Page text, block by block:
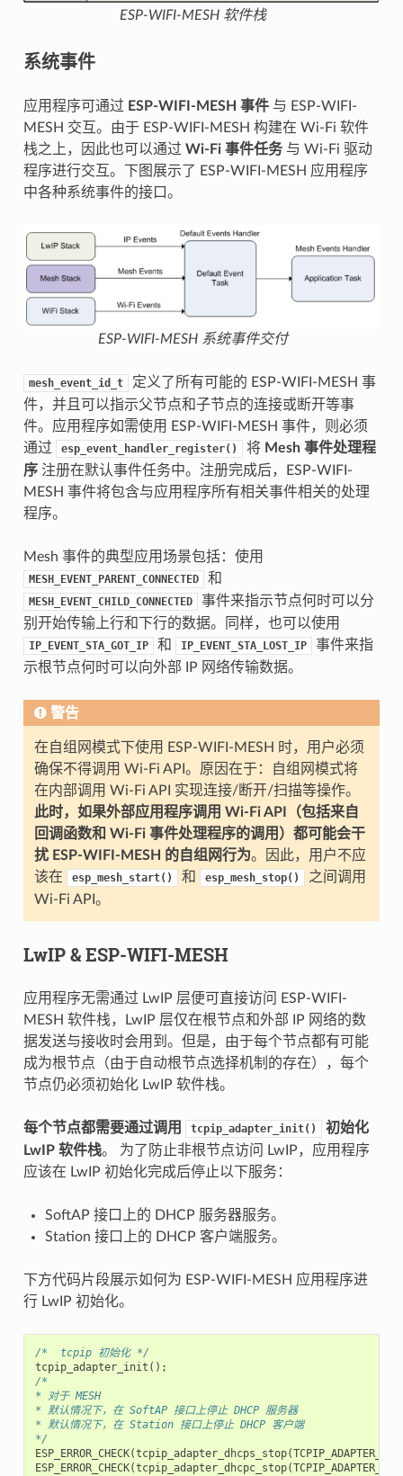
ESP-WIFI-MESH 软件栈
系统事件
应用程序可通过 ESP-WIFI-MESH 事件与 ESP-WIFI-
MESH 交互。由于 ESP-WIFI-MESH 构建在 Wi-Fi 软件
栈之上，因此也可以通过 Wi-Fi 事件任务与 Wi-Fi 驱动
程序进行交互。下图展示了 ESP-WIFI-MESH 应用程序
中各种系统事件的接口。
ESP-WIFI-MESH 系统事件交付
mesh_event_id_t
定义了所有可能的 ESP-WIFI-MESH 事
件，并且可以指示父节点和子节点的连接或断开等事
件。应用程序如需使用 ESP-WIFI-MESH 事件，则必须
通过
esp_event_handler_register() 将 Mesh 事件处理程
序注册在默认事件任务中。注册完成后，ESP-WIFI-
MESH 事件将包含与应用程序所有相关事件相关的处理
程序。
Mesh 事件的典型应用场景包括：使用
MESH_EVENT_PARENT_CONNECTED 和
MESH_EVENT_CHILD_CONNECTED
事件来指示节点何时可以分
别开始传输上行和下行的数据。同样，也可以使用
IP_EVENT_STA_GOT_IP 和 IP_EVENT_STA_LOST_IP
事件来指
示根节点何时可以向外部 IP 网络传输数据。
警告
在自组网模式下使用 ESP-WIFI-MESH 时，用户必须
确保不得调用 Wi-Fi API。原因在于：自组网模式将
在内部调用 Wi-Fi API 实现连接/断开/扫描等操作。
此时，如果外部应用程序调用 Wi-Fi API（包括来自
回调函数和 Wi-Fi 事件处理程序的调用）都可能会干
扰 ESP-WIFI-MESH 的自组网行为。因此，用户不应
该在
esp_mesh_start() 和 esp_mesh_stop()
之间调用
Wi-Fi API。
LwIP & ESP-WIFI-MESH
应用程序无需通过 LwIP 层便可直接访问 ESP-WIFI-
MESH 软件栈，LwIP 层仅在根节点和外部 IP 网络的数
据发送与接收时会用到。但是，由于每个节点都有可能
成为根节点（由于自动根节点选择机制的存在），每个
节点仍必须初始化 LwIP 软件栈。
每个节点都需要通过调用 tcpip_adapter_init()
初始化
LwIP 软件栈。 为了防止非根节点访问 LwIP，应用程序
应该在 LwIP 初始化完成后停止以下服务：
SoftAP 接口上的 DHCP 服务器服务。
Station 接口上的 DHCP 客户端服务。
下方代码片段展示如何为 ESP-WIFI-MESH 应用程序进
行 LwIP 初始化。
/*  tcpip 初始化 */
tcpip_adapter_init ();
/*
* 对于 MESH
* 默认情况下，在 SoftAP 接口上停止 DHCP 服务器
* 默认情况下，在 Station 接口上停止 DHCP 客户端
*/
ESP_ERROR_CHECK(tcpip_adapter_dhcps_stop(
ESP_ERROR_CHECK(tcpip_adapter_dhcpc_stop(